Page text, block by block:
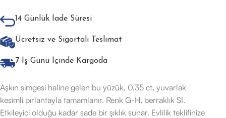
14 Günlük İade Süresi
Ücretsiz ve Sigortalı Teslimat
7 İş Günü İçinde Kargoda
Aşkın simgesi haline gelen bu yüzük, 0,35 ct. yuvarlak
kesimli pırlantayla tamamlanır. Renk G-H, berraklık SI.
Etkileyici olduğu kadar sade bir şıklık sunar. Evlilik teklifinize